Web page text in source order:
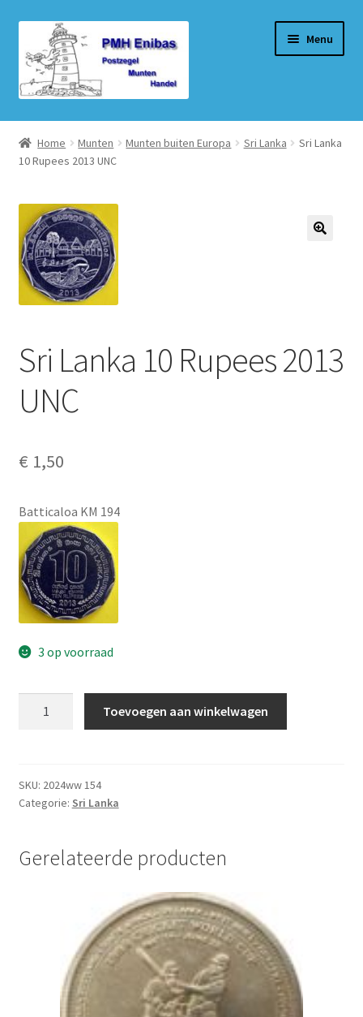
door
naar
navigatie
naar
de
inhoud
Menu
Home
Beurzen
Winkel
Winkelmand
Afrekenen
Home Munten Munten buiten Europa Sri Lanka
Sri Lanka
10 Rupees 2013 UNC
Sri Lanka 10 Rupees 2013
UNC
€ 1,50
Batticaloa KM 194
3 op voorraad
2013
UNC
Toevoegen aan winkelwagen
SKU: 2024ww 154
Categorie: Sri Lanka
Gerelateerde producten